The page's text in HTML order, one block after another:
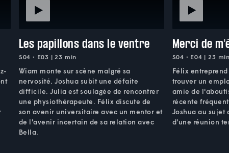
Les papillons dans le ventre
S04 • E03 | 23 min
Wiam monte sur scène malgré sa
nervosité. Joshua subit une défaite
difficile. Julia est soulagée de rencontrer
une physiothérapeute. Félix discute de
son avenir universitaire avec un mentor et
de l'avenir incertain de sa relation avec
Bella.
Merci de
S04 • E04 | 23
Félix
trouver un
amie de
récente
Joshua au sujet
d'une réunion